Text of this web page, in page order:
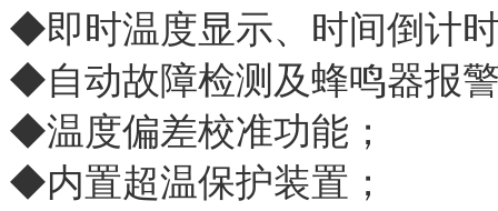
◆即时温度显示、时间倒计
◆自动故障检测及蜂鸣器报
◆温度偏差校准功能；
◆内置超温保护装置；